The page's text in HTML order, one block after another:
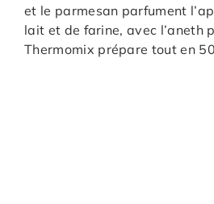
et le parmesan parfument
lait et de farine, avec l’aneth
Thermomix prépare tout en